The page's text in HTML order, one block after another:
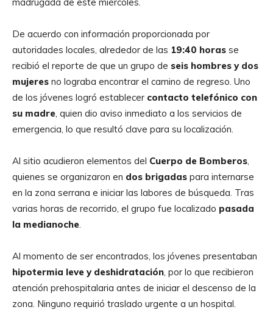
De acuerdo con información proporcionada por
autoridades locales, alrededor de las 19:40 horas se
recibió el reporte de que un grupo de seis hombres y dos
mujeres no lograba encontrar el camino de regreso. Uno
de los jóvenes logró establecer contacto telefónico con
su madre, quien dio aviso inmediato a los servicios de
emergencia, lo que resultó clave para su localización.
Al sitio acudieron elementos del Cuerpo de Bomberos,
quienes se organizaron en dos brigadas para internarse
en la zona serrana e iniciar las labores de búsqueda. Tras
varias horas de recorrido, el grupo fue localizado pasada
la medianoche.
Al momento de ser encontrados, los jóvenes presentaban
hipotermia leve y deshidratación, por lo que recibieron
atención prehospitalaria antes de iniciar el descenso de la
zona. Ninguno requirió traslado urgente a un hospital.